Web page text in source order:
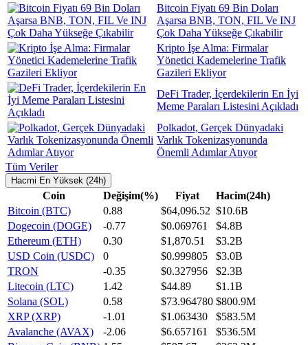
Bitcoin Fiyatı 69 Bin Doları
Aşarsa BNB, TON, FIL Ve INJ
Çok Daha Yükseğe Çıkabilir
Kripto İşe Alma: Firmalar
Yönetici Kademelerine Trafik
Gazileri Ekliyor
DeFi Trader, İçerdekilerin En İyi
Meme Paraları Listesini Açıkladı
Polkadot, Gerçek Dünyadaki
Varlık Tokenizasyonunda
Önemli Adımlar Atıyor
Tüm Veriler
Hacmi En Yüksek (24h)
Coin Değişim(%) Fiyat
Hacim(24h)
Bitcoin (BTC)
0.88 $64,096.52 $10.6B
Dogecoin (DOGE)
-0.77 $0.069761
$4.8B
Ethereum (ETH)
0.30 $1,870.51
$3.2B
USD Coin (USDC)
0 $0.999805
$3.0B
TRON
-0.35 $0.327956
$2.3B
Litecoin (LTC)
1.42 $44.89
$1.1B
Solana (SOL)
0.58 $73.964780 $800.9M
XRP (XRP)
-1.01 $1.063430
$583.5M
Avalanche (AVAX)
-2.06 $6.657161
$536.5M